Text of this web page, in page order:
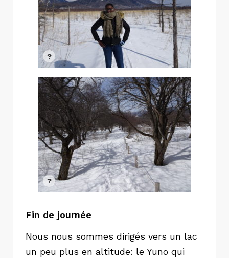
Fin de journée
Nous nous sommes dirigés vers un lac
un peu plus en altitude: le Yuno qui